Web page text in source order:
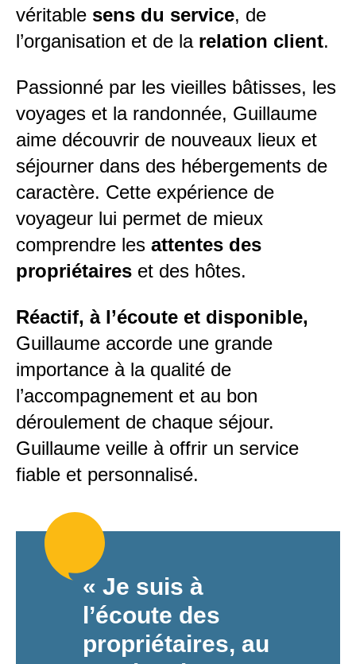
véritable sens du service, de
l’organisation et de la relation client.
Passionné par les vieilles bâtisses, les
voyages et la randonnée, Guillaume
aime découvrir de nouveaux lieux et
séjourner dans des hébergements de
caractère. Cette expérience de
voyageur lui permet de mieux
comprendre les attentes des
propriétaires et des hôtes.
Réactif, à l’écoute et disponible,
Guillaume accorde une grande
importance à la qualité de
l’accompagnement et au bon
déroulement de chaque séjour.
Guillaume veille à offrir un service
fiable et personnalisé.
« Je suis à
l’écoute des
propriétaires, au